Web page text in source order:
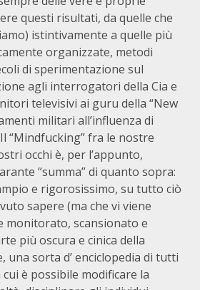
questi risultati, da quelle che
istintivamente a quelle più
organizzate, metodi
di sperimentazione sul
agli interrogatori della Cia e
televisivi ai guru della “New
militari all’influenza di
“Mindfucking” fra le nostre
occhi è, per l’appunto,
“summa” di quanto sopra:
e rigorosissimo, su tutto ciò
sapere (ma che vi viene
monitorato, scansionato e
più oscura e cinica della
una sorta d’ enciclopedia di tutti
è possibile modificare la